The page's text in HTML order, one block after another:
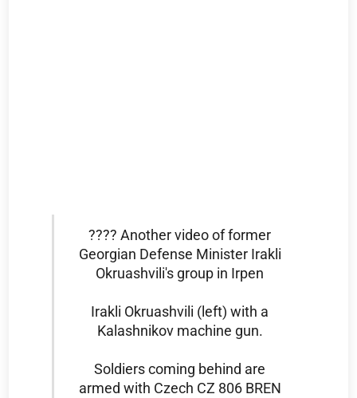
???? Another video of former
Georgian Defense Minister Irakli
Okruashvili's group in Irpen
Irakli Okruashvili (left) with a
Kalashnikov machine gun.
Soldiers coming behind are
armed with Czech CZ 806 BREN